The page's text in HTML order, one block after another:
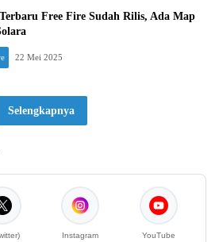
Free Fire Sudah Rilis, Ada Map
22 Mei 2025
Selengkapnya
Instagram YouTube